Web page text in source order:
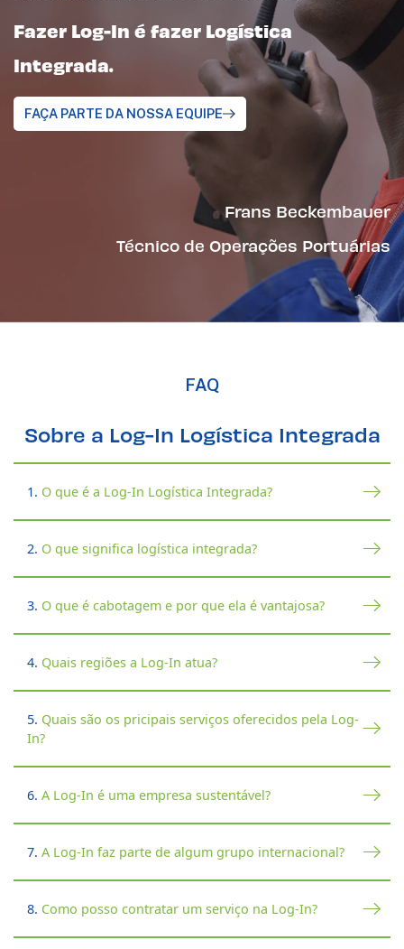
Fazer Log-In é fazer Logística
Integrada.
FAÇA PARTE DA NOSSA EQUIPE
Frans Beckembauer
Técnico de Operações Portuárias
FAQ
Sobre a Log-In Logística Integrada
1. O que é a Log-In Logística Integrada?
2. O que significa logística integrada?
3. O que é cabotagem e por que ela é vantajosa?
4. Quais regiões a Log-In atua?
5. Quais são os pricipais serviços oferecidos pela Log-
In?
6. A Log-In é uma empresa sustentável?
7. A Log-In faz parte de algum grupo internacional?
8. Como posso contratar um serviço na Log-In?